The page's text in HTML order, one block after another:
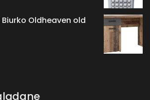
Oldheaven old